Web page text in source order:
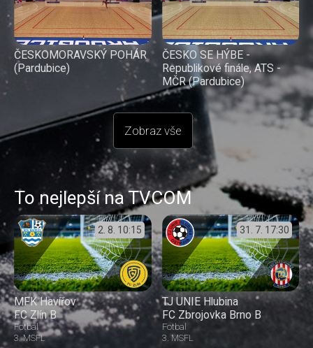
ČESKOMORAVSKÝ POHÁR
(Pardubice)
ČESKO SE HÝBE -
Republikové finále, ATS -
MČR (Pardubice)
Zobraz vše
To nejlepší na TVCOM
2. 8. 10:15
MFK Havířov
FC Zlín B
Fotbal
3. MSFL
31. 7. 17:30
TJ UNIE Hlubina
FC Zbrojovka Brno B
Fotbal
3. MSFL